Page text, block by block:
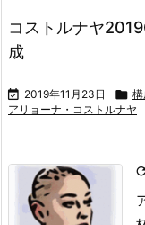
コストルナヤ
成
 2019年11月23日  構
アリョーナ・コストルナヤ
